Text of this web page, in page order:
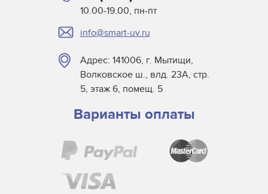
Лампы накаливания
Люминесцентные лампы
Металлогалогенные лампы
Натриевые лампы высокого давления
Натриевые лампы низкого давления
Миниатюрные лампы
Проекционные
10.00-19.00, пн-пт
info@smart-uv.ru
Адрес: 141006, г. Мытищи,
Волковское ш., влд. 23А, стр.
5, этаж 6, помещ. 5
Варианты оплаты